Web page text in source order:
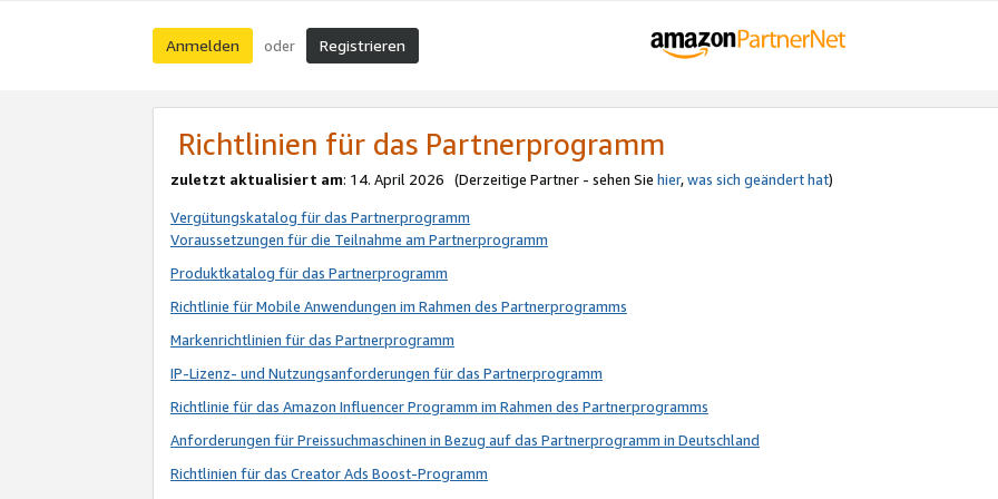
Anmelden oder Registrieren
Richtlinien für das Partnerprogramm
zuletzt aktualisiert am: 14. April 2026 (Derzeitige Partner - sehen Sie hier,was sich geändert hat)
Vergütungskatalog für das Partnerprogramm
Voraussetzungen für die Teilnahme am Partnerprogramm
Produktkatalog für das Partnerprogramm
Richtlinie für Mobile Anwendungen im Rahmen des Partnerprogramms
Markenrichtlinien für das Partnerprogramm
IP-Lizenz- und Nutzungsanforderungen für das Partnerprogramm
Richtlinie für das Amazon Influencer Programm im Rahmen des Partnerprogramms
Anforderungen für Preissuchmaschinen in Bezug auf das Partnerprogramm in Deutschland
Richtlinien für das Creator Ads Boost-Programm